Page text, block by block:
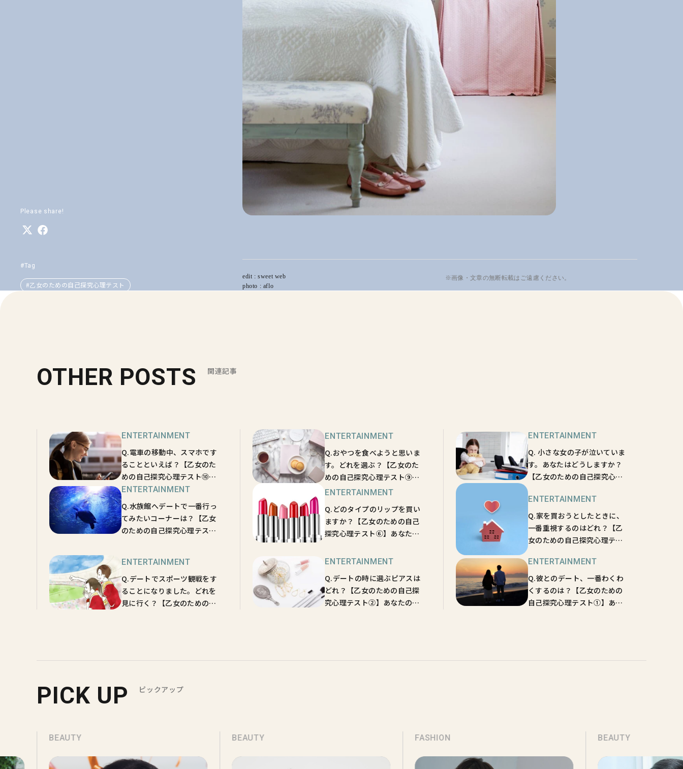
Please share!
#Tag
#乙女のための自己探究心理テスト
edit : sweet web
photo : aflo
※画像・文章の無断転載はご遠慮ください。
OTHER POSTS 関連記事
ENTERTAINMENT
Q.電車の移動中、スマホです
ることといえば？【乙女のた
めの自己探究心理テスト⑩】
あなたの恋愛マメ度がわか
る！
ENTERTAINMENT
Q.おやつを食べようと思いま
す。どれを選ぶ？【乙女のた
めの自己探究心理テスト⑨】
年上の男性からの好かれ度が
ENTERTAINMENT
Q. 小さな女の子が泣いていま
す。あなたはどうしますか？
【乙女のための自己探究心理
に弱いかがわかる！
ENTERTAINMENT
Q.水族館へデートで一番行っ
てみたいコーナーは？【乙女
のための自己探究心理テスト
ENTERTAINMENT
Q.どのタイプのリップを買い
ますか？【乙女のための自己
探究心理テスト⑥】あなたの
ENTERTAINMENT
Q.家を買おうとしたときに、
一番重視するのはどれ？【乙
女のための自己探究心理テス
るかも！？
ENTERTAINMENT
Q.デートでスポーツ観戦をす
ることになりました。どれを
見に行く？【乙女のための自
ENTERTAINMENT
Q.デートの時に選ぶピアスは
どれ？【乙女のための自己探
究心理テスト②】あなたのモ
ENTERTAINMENT
Q.彼とのデート、一番わくわ
くするのは？【乙女のための
自己探究心理テスト①】あな
PICK UP ピックアップ
BEAUTY BEAUTY FASHION BEAUTY